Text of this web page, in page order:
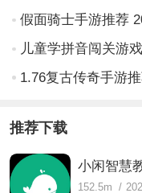
1.76复古传奇手游
推荐下载
小闲智慧
152.5m /